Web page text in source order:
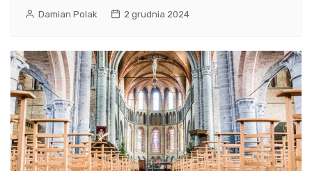
Damian Polak 2 grudnia 2024